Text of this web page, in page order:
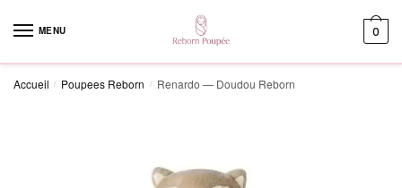
MENU 0
Accueil / Poupees Reborn / Renardo — Doudou Reborn